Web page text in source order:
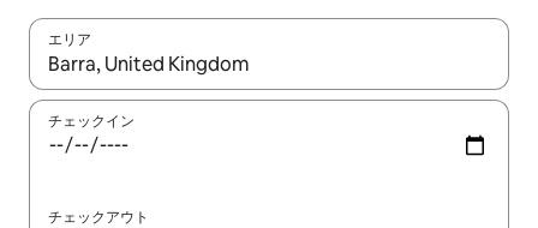
エリア
検索結果が表示されたら、上下の矢印キーを使って移動するか
チェックイン
チェックアウト